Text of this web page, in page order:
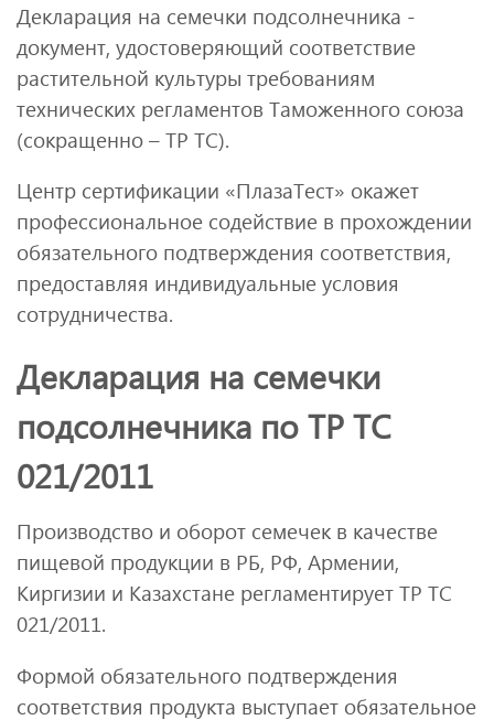
Декларация на семечки подсолнечника -
документ, удостоверяющий соответствие
растительной культуры требованиям
технических регламентов Таможенного союза
(сокращенно – ТР ТС).
Центр сертификации «ПлазаТест» окажет
профессиональное содействие в прохождении
обязательного подтверждения соответствия,
предоставляя индивидуальные условия
сотрудничества.
Декларация на семечки
подсолнечника по ТР ТС
021/2011
Производство и оборот семечек в качестве
пищевой продукции в РБ, РФ, Армении,
Киргизии и Казахстане регламентирует ТР ТС
021/2011.
Формой обязательного подтверждения
соответствия продукта выступает обязательное